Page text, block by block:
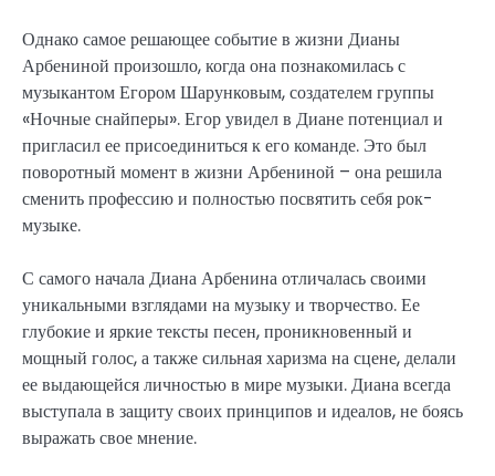
Однако самое решающее событие в жизни Дианы
Арбениной произошло, когда она познакомилась с
музыкантом Егором Шарунковым, создателем группы
«Ночные снайперы». Егор увидел в Диане потенциал и
пригласил ее присоединиться к его команде. Это был
поворотный момент в жизни Арбениной – она решила
сменить профессию и полностью посвятить себя рок-
музыке.
С самого начала Диана Арбенина отличалась своими
уникальными взглядами на музыку и творчество. Ее
глубокие и яркие тексты песен, проникновенный и
мощный голос, а также сильная харизма на сцене, делали
ее выдающейся личностью в мире музыки. Диана всегда
выступала в защиту своих принципов и идеалов, не боясь
выражать свое мнение.